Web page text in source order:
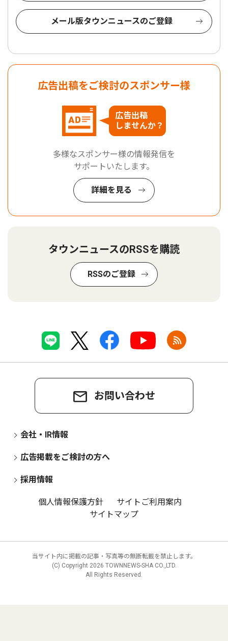
メール版タウンニュースのご登録
広告出稿をご検討のスポンサー様
広告出稿
しませんか？
多様なスポンサー様の情報発信を
サポートいたします。
詳細を見る
タウンニュースのRSSを購読
RSSのご登録
お問い合わせ
会社・IR情報
広告掲載をご検討の方へ
採用情報
個人情報保護方針
サイトご利用案内
サイトマップ
当サイト内に掲載の記事・写真等の無断転載を禁止します。
(C) Copyright 2026 TOWNNEWS-SHA CO.,LTD.
All Rights Reserved.